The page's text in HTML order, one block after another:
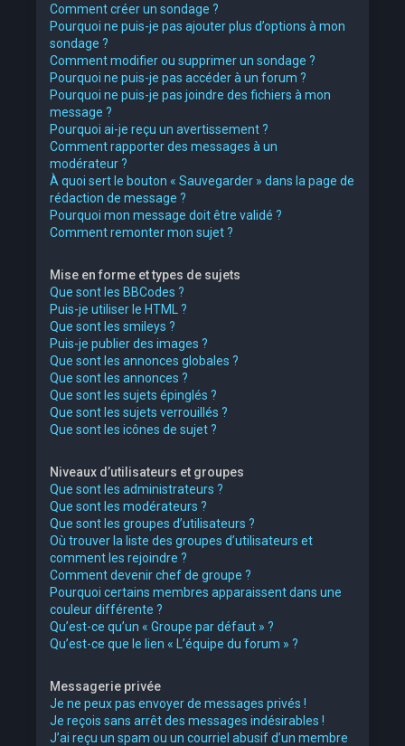
Comment créer un sondage ?
Pourquoi ne puis-je pas ajouter plus d’options à mon
sondage ?
Comment modifier ou supprimer un sondage ?
Pourquoi ne puis-je pas accéder à un forum ?
Pourquoi ne puis-je pas joindre des fichiers à mon
message ?
Pourquoi ai-je reçu un avertissement ?
Comment rapporter des messages à un
modérateur ?
À quoi sert le bouton « Sauvegarder » dans la page de
rédaction de message ?
Pourquoi mon message doit être validé ?
Comment remonter mon sujet ?
Mise en forme et types de sujets
Que sont les BBCodes ?
Puis-je utiliser le HTML ?
Que sont les smileys ?
Puis-je publier des images ?
Que sont les annonces globales ?
Que sont les annonces ?
Que sont les sujets épinglés ?
Que sont les sujets verrouillés ?
Que sont les icônes de sujet ?
Niveaux d’utilisateurs et groupes
Que sont les administrateurs ?
Que sont les modérateurs ?
Que sont les groupes d’utilisateurs ?
Où trouver la liste des groupes d’utilisateurs et
comment les rejoindre ?
Comment devenir chef de groupe ?
Pourquoi certains membres apparaissent dans une
couleur différente ?
Qu’est-ce qu’un « Groupe par défaut » ?
Qu’est-ce que le lien « L’équipe du forum » ?
Messagerie privée
Je ne peux pas envoyer de messages privés !
Je reçois sans arrêt des messages indésirables !
J’ai reçu un spam ou un courriel abusif d’un membre